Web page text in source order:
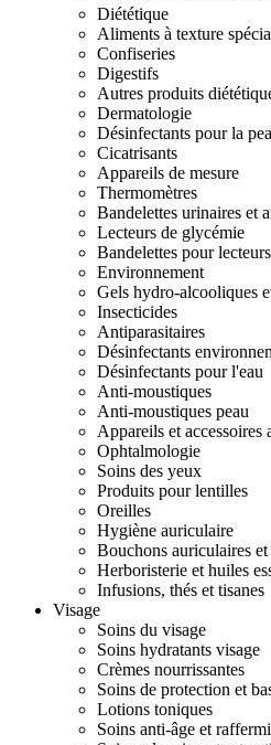
Diététique
Aliments à texture
Confiseries
Digestifs
Autres produits
Dermatologie
Désinfectants pour la
Cicatrisants
Appareils de mesure
Thermomètres
Bandelettes urinaires et
Lecteurs de glycémie
Bandelettes pour
Environnement
Gels hydro-alcooliques
Insecticides
Antiparasitaires
Désinfectants
Désinfectants pour l'eau
Anti-moustiques
Anti-moustiques peau
Appareils et accessoires
Ophtalmologie
Soins des yeux
Produits pour lentilles
Oreilles
Hygiène auriculaire
Bouchons auriculaires et
Herboristerie et huiles
Infusions, thés et tisanes
Visage
Soins du visage
Soins hydratants visage
Crèmes nourrissantes
Soins de protection et
Lotions toniques
Soins anti-âge et